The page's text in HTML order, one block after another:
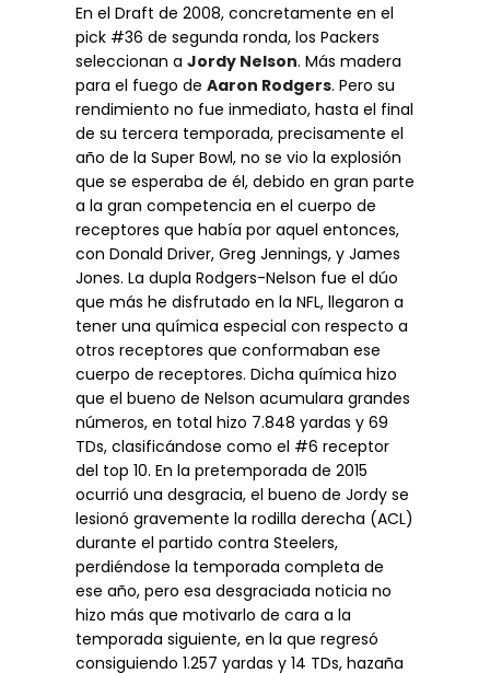
En el Draft de 2008, concretamente en el
pick #36 de segunda ronda, los Packers
seleccionan a Jordy Nelson. Más madera
para el fuego de Aaron Rodgers. Pero su
rendimiento no fue inmediato, hasta el final
de su tercera temporada, precisamente el
año de la Super Bowl, no se vio la explosión
que se esperaba de él, debido en gran parte
a la gran competencia en el cuerpo de
receptores que había por aquel entonces,
con Donald Driver, Greg Jennings, y James
Jones. La dupla Rodgers-Nelson fue el dúo
que más he disfrutado en la NFL, llegaron a
tener una química especial con respecto a
otros receptores que conformaban ese
cuerpo de receptores. Dicha química hizo
que el bueno de Nelson acumulara grandes
números, en total hizo 7.848 yardas y 69
TDs, clasificándose como el #6 receptor
del top 10. En la pretemporada de 2015
ocurrió una desgracia, el bueno de Jordy se
lesionó gravemente la rodilla derecha (ACL)
durante el partido contra Steelers,
perdiéndose la temporada completa de
ese año, pero esa desgraciada noticia no
hizo más que motivarlo de cara a la
temporada siguiente, en la que regresó
consiguiendo 1.257 yardas y 14 TDs, hazaña